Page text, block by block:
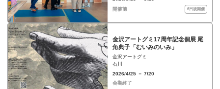
開催前
6日後開催
金沢アートグミ17周年記念個展 尾
角典子「むいみのいみ」
金沢アートグミ
石川
2026/4/25 － 7/20
会期終了